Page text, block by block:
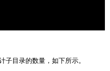
子目录的数量，如下所示。